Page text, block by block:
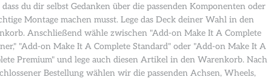
dass du dir selbst Gedanken über die passenden Komponenten oder
Montage machen musst. Lege das Deck deiner Wahl in den
Anschließend wähle zwischen "Add-on Make It A Complete
"Add-on Make It A Complete Standard" oder "Add-on Make It A
Premium" und lege auch diesen Artikel in den Warenkorb. Nach
Bestellung wählen wir die passenden Achsen, Wheels,